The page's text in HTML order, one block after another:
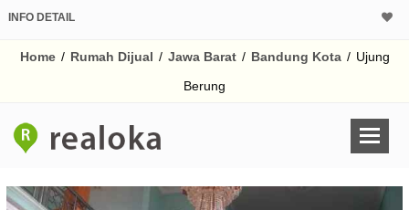
INFO DETAIL
Home / Rumah Dijual / Jawa Barat / Bandung Kota / Ujung
Berung
Harga Rp
% /th